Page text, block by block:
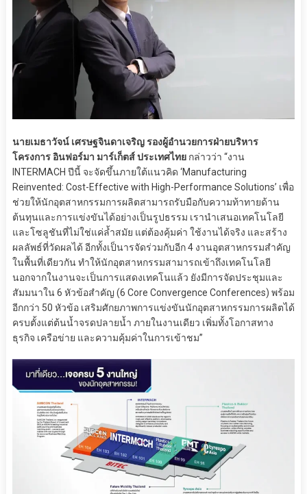
นายเมธาวัจน์ เศรษฐจินดาเจริญ รองผู้อำนวยการฝ่ายบริหาร
โครงการ อินฟอร์มา มาร์เก็ตส์ ประเทศไทยกล่าวว่า “งาน
INTERMACH ปีนี้ จะจัดขึ้นภายใต้แนวคิด ‘Manufacturing
Reinvented: Cost-Effective with High-Performance Solutions’ เพื่อ
ช่วยให้นักอุตสาหกรรมการผลิตสามารถรับมือกับความท้าทายด้าน
ต้นทุนและการแข่งขันได้อย่างเป็นรูปธรรม เรานำเสนอเทคโนโลยี
และโซลูชันที่ไม่ใช่แค่ล้ำสมัย แต่ต้องคุ้มค่า ใช้งานได้จริง และสร้าง
ผลลัพธ์ที่วัดผลได้ อีกทั้งเป็นารจัดร่วมกับอีก 4 งานอุตสาหกรรมสำคัญ
ในพื้นที่เดียวกัน ทำให้นักอุตสาหกรรมสามารถเข้าถึงเทคโนโลยี
นอกจากในงานจะเป็นการแสดงเทคโนแล้ว ยังมีการจัดประชุมและ
สัมมนาใน 6 หัวข้อสำคัญ (6 Core Convergence Conferences) พร้อม
อีกกว่า 50 หัวข้อ เสริมศักยภาพการแข่งขันนักอุตสาหกรรมการผลิตได้
ครบตั้งแต่ต้นน้ำจรดปลายน้ำ ภายในงานเดียว เพิ่มทั้งโอกาสทาง
ธุรกิจ เครือข่าย และความคุ้มค่าในการเข้าชม”